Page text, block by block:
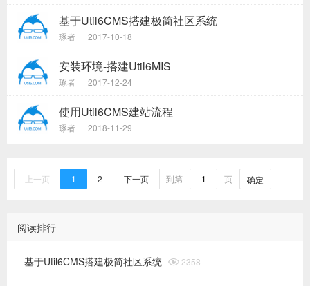
基于Util6CMS搭建极简社区系统
琢者 2017-10-18
安装环境-搭建Util6MIS
琢者 2017-12-24
使用Util6CMS建站流程
琢者 2018-11-29
上一页 1 2 下一页 到第 页 确定
阅读排行
基于Util6CMS搭建极简社区系统  2358